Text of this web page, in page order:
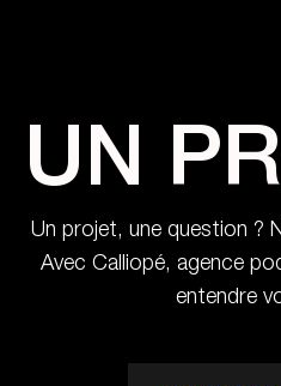
UN
Un projet, une question ?
Avec Calliopé, agence
entendre